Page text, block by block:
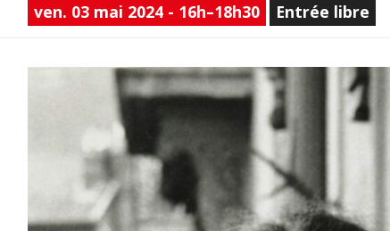
ven. 03 mai 2024 - 16h–18h30 Entrée libre